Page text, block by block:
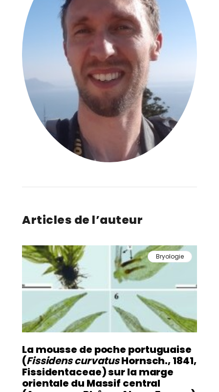
Articles de l’auteur
Bryologie
La mousse de poche portuguaise
(Fissidens curvatusHornsch., 1841,
Fissidentaceae) sur la marge
orientale du Massif central